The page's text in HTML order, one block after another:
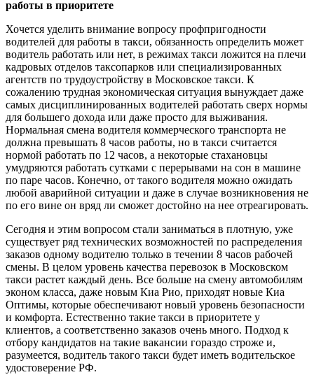
работы в приоритете
Хочется уделить внимание вопросу профпригодности
водителей для работы в такси, обязанность определить может
водитель работать или нет, в режимах такси ложится на плечи
кадровых отделов таксопарков или специализированных
агентств по трудоустройству в Московское такси. К
сожалению трудная экономическая ситуация вынуждает даже
самых дисциплинированных водителей работать сверх нормы
для большего дохода или даже просто для выживания.
Нормальная смена водителя коммерческого транспорта не
должна превышать 8 часов работы, но в такси считается
нормой работать по 12 часов, а некоторые стахановцы
умудряются работать сутками с перерывами на сон в машине
по паре часов. Конечно, от такого водителя можно ожидать
любой аварийной ситуации и даже в случае возникновения не
по его вине он вряд ли сможет достойно на нее отреагировать.
Сегодня и этим вопросом стали заниматься в плотную, уже
существует ряд технических возможностей по распределения
заказов одному водителю только в течении 8 часов рабочей
смены. В целом уровень качества перевозок в Московском
такси растет каждый день. Все больше на смену автомобилям
эконом класса, даже новым Киа Рио, приходят новые Киа
Оптимы, которые обеспечивают новый уровень безопасности
и комфорта. Естественно такие такси в приоритете у
клиентов, а соответственно заказов очень много. Подход к
отбору кандидатов на такие вакансии гораздо строже и,
разумеется, водитель такого такси будет иметь водительское
удостоверение РФ.